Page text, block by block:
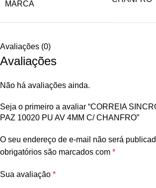
MARCA
Avaliações (0)
Avaliações
Não há avaliações ainda.
Seja o primeiro a avaliar “CORREIA
PAZ 10020 PU AV 4MM C/ CHANFRO”
O seu endereço de e-mail não será
obrigatórios são marcados com *
Sua avaliação *